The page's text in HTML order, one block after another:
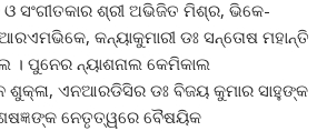
ସଂଗୀତକାର ଶ୍ରୀ ଅଭିଜିତ ମିଶ୍ର, ଭିକେ-
କନ୍ୟାକୁମାରୀ ଡଃ ସନ୍ତୋଷ ମହାନ୍ତି
ପୁନେର ନ୍ୟାଶନାଲ କେମିକାଲ
ଶୁକ୍ଳା, ଏନଆରଡିସିର ଡଃ ବିଜୟ କୁମାର ସାହୁଙ୍କ
ନେତୃତ୍ୱରେ ବୈଷୟିକ